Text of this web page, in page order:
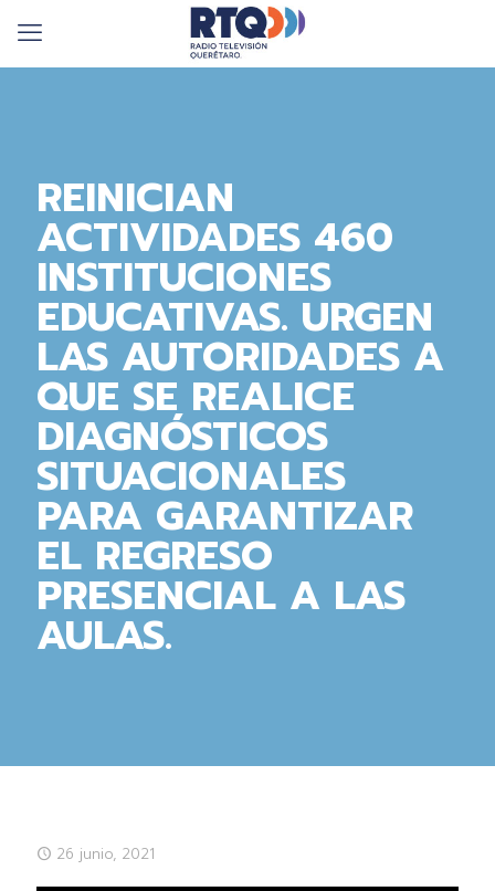
REINICIAN
ACTIVIDADES 460
INSTITUCIONES
EDUCATIVAS. URGEN
LAS AUTORIDADES A
QUE SE REALICE
DIAGNÓSTICOS
SITUACIONALES
PARA GARANTIZAR
EL REGRESO
PRESENCIAL A LAS
AULAS.
26 junio, 2021